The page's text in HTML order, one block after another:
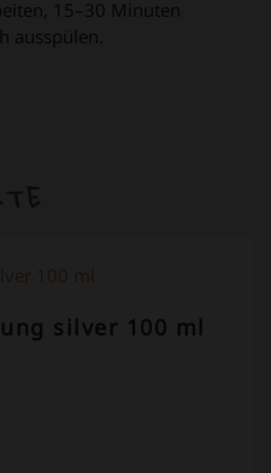
15–30 Minuten
ausspülen.
silver 100 ml